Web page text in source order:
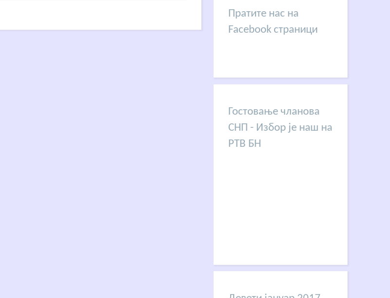
Пратите нас на
Facebook страници
Гостовање чланова
СНП - Избор је наш на
РТВ БН